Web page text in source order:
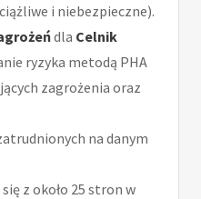
i niebezpieczne).
dla Celnik
ryzyka metodą PHA
zagrożenia oraz
na danym
z około 25 stron w